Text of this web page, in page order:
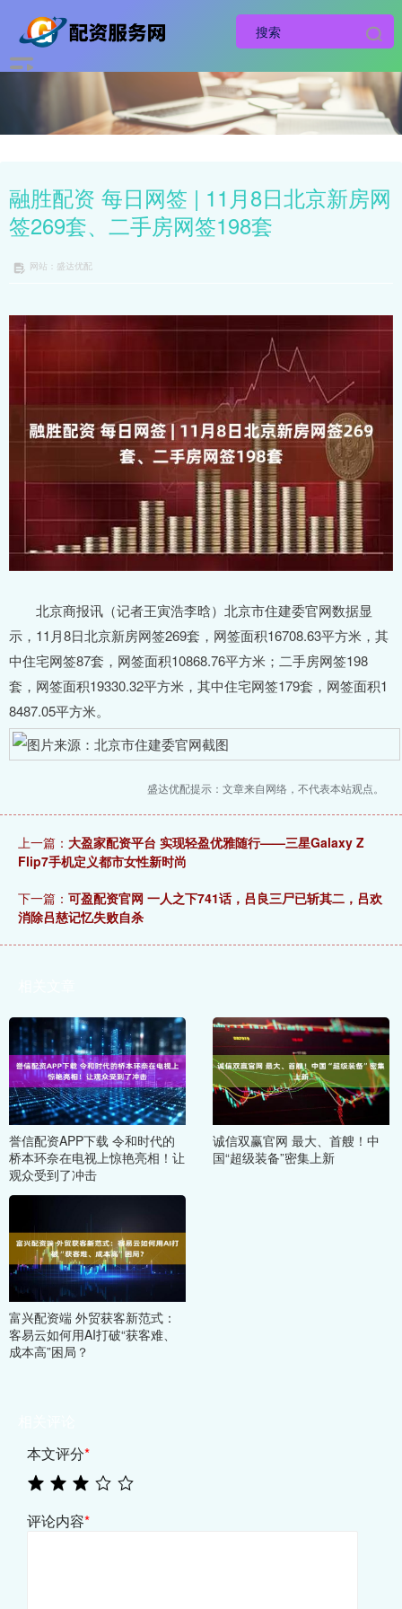
融胜配资 每日网签 | 11月8日北京新房网
签269套、二手房网签198套
网站：盛达优配
北京商报讯（记者王寅浩李晗）北京市住建委官网数据显
示，11月8日北京新房网签269套，网签面积16708.63平方米，其
中住宅网签87套，网签面积10868.76平方米；二手房网签198
套，网签面积19330.32平方米，其中住宅网签179套，网签面积1
8487.05平方米。
盛达优配提示：文章来自网络，不代表本站观点。
上一篇： 大盈家配资平台 实现轻盈优雅随行——三星Galaxy Z
Flip7手机定义都市女性新时尚
下一篇： 可盈配资官网 一人之下741话，吕良三尸已斩其二，吕欢
消除吕慈记忆失败自杀
誉信配资APP下载 令和时代的
桥本环奈在电视上惊艳亮相！让
观众受到了冲击
诚信双赢官网 最大、首艘！中
国“超级装备”密集上新
富兴配资端 外贸获客新范式：
客易云如何用AI打破“获客难、
成本高”困局？
本文评分*
评论内容*